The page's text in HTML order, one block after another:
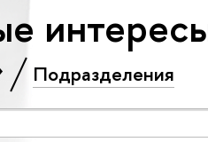
Подразделения